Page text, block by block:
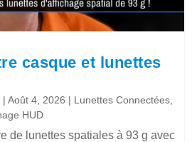
casque et lunettes
|Août 4, 2026 | Lunettes Connectées
HUD
de lunettes spatiales à 93 g avec